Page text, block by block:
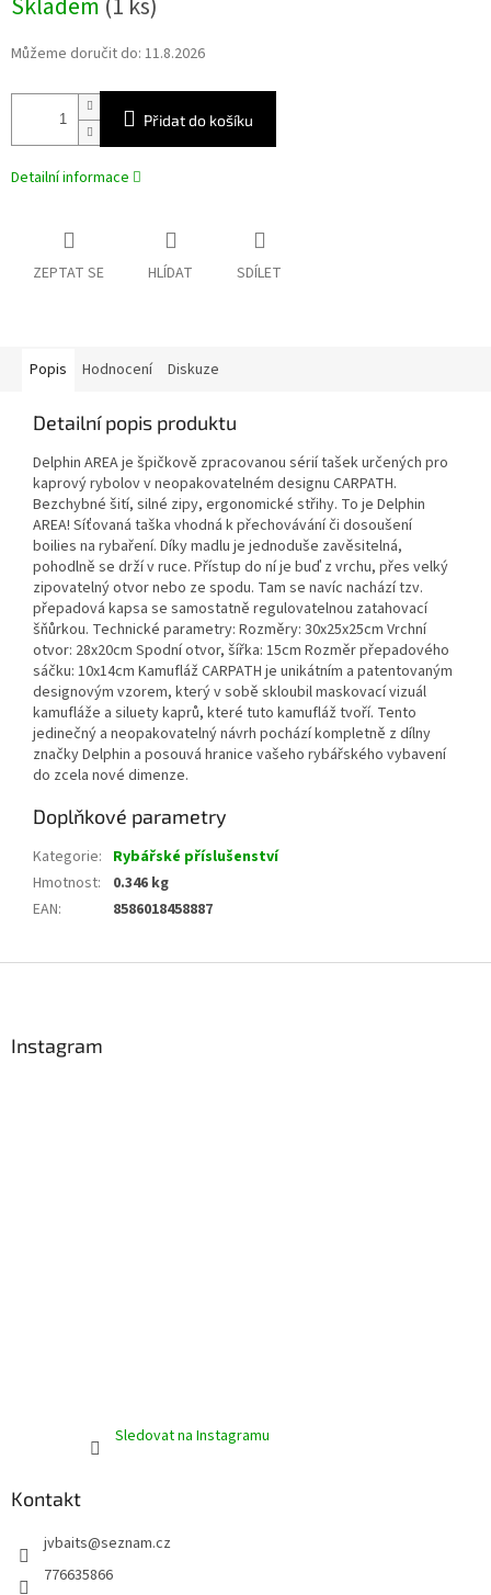
cena:
Skladem (1 ks)
Můžeme doručit do: 11.8.2026
Přidat do košíku
Detailní informace
ZEPTAT SE HLÍDAT SDÍLET
Popis Hodnocení Diskuze
Detailní popis produktu
Delphin AREA je špičkově zpracovanou sérií tašek určených pro
kaprový rybolov v neopakovatelném designu CARPATH.
Bezchybné šití, silné zipy, ergonomické střihy. To je Delphin
AREA! Síťovaná taška vhodná k přechovávání či dosoušení
boilies na rybaření. Díky madlu je jednoduše zavěsitelná,
pohodlně se drží v ruce. Přístup do ní je buď z vrchu, přes velký
zipovatelný otvor nebo ze spodu. Tam se navíc nachází tzv.
přepadová kapsa se samostatně regulovatelnou zatahovací
šňůrkou. Technické parametry: Rozměry: 30x25x25cm Vrchní
otvor: 28x20cm Spodní otvor, šířka: 15cm Rozměr přepadového
sáčku: 10x14cm Kamufláž CARPATH je unikátním a patentovaným
designovým vzorem, který v sobě skloubil maskovací vizuál
kamufláže a siluety kaprů, které tuto kamufláž tvoří. Tento
jedinečný a neopakovatelný návrh pochází kompletně z dílny
značky Delphin a posouvá hranice vašeho rybářského vybavení
do zcela nové dimenze.
Doplňkové parametry
Kategorie: Rybářské příslušenství
Hmotnost:
0.346 kg
EAN: 8586018458887
Instagram
Sledovat na Instagramu
Kontakt
jvbaits@seznam.cz
776635866